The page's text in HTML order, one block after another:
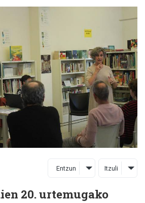
Entzun Itzuli
20. urtemugako